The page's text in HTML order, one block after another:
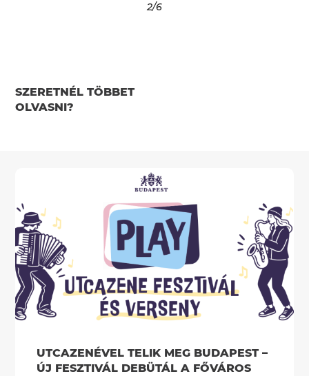
2/6
SZERETNÉL TÖBBET
OLVASNI?
UTCAZENÉVEL TELIK MEG BUDAPEST –
ÚJ FESZTIVÁL DEBÜTÁL A FŐVÁROS